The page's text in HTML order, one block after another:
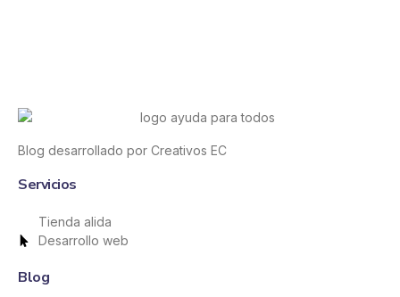
Blog desarrollado por Creativos EC
Servicios
Tienda alida
Desarrollo web
Blog